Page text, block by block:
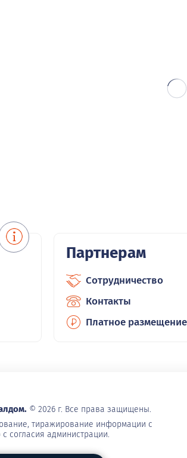
Партнерам
Сотрудничество
Контакты
Платное размещение
© 2026 г. Все права защищены.
тиражирование информации с
согласия администрации.